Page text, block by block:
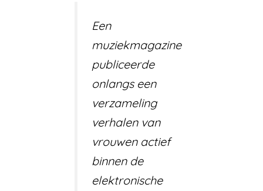
Een
muziekmagazine
publiceerde
onlangs een
verzameling
verhalen van
vrouwen actief
binnen de
elektronische